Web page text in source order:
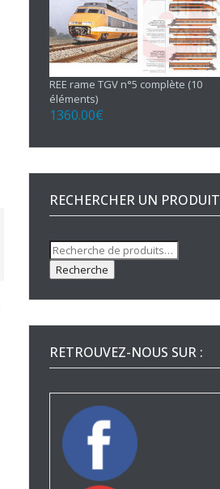
REE rame TGV n°5 complète (10
éléments)
1360.00€
RECHERCHER UN PRODUIT
Recherche
pour :
Recherche
RETROUVEZ-NOUS SUR :